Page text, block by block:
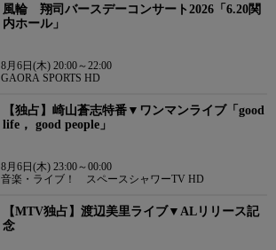
風輪 翔司バースデーコンサート2026「6.20関
内ホール」
8月6日(木) 20:00～22:00
GAORA SPORTS HD
【独占】崎山蒼志特番▼ワンマンライブ「good
life， good people」
8月6日(木) 23:00～00:00
音楽・ライブ！ スペースシャワーTV HD
【MTV独占】渡辺美里ライブ▼ALリリース記
念